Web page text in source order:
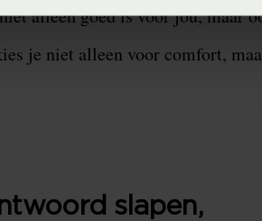
alleen goed is voor jou, maar
je niet alleen voor comfort,
slapen,